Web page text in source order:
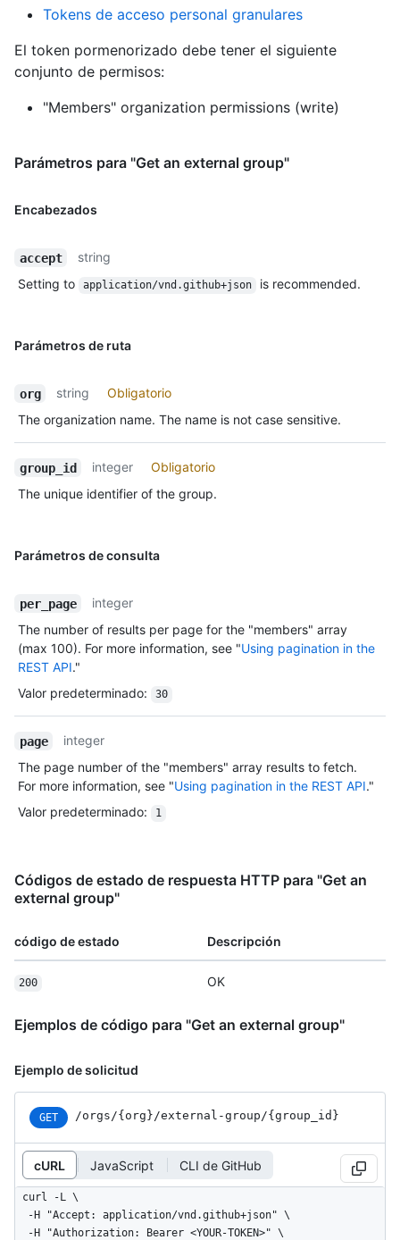
Tokens de acceso personal granulares
El token pormenorizado debe tener el siguiente
conjunto de permisos:
"Members" organization permissions (write)
Parámetros para "Get an external group"
Encabezados
accept
string
Setting to
application/vnd.github+json is recommended.
Parámetros de ruta
org string
Obligatorio
The organization name. The name is not case sensitive.
group_id integer
Obligatorio
The unique identifier of the group.
Parámetros de consulta
per_page
integer
The number of results per page for the "members" array
(max 100). For more information, see "Using pagination in the
REST API."
Valor predeterminado: 30
page
integer
The page number of the "members" array results to fetch.
For more information, see "Using pagination in the REST API."
Valor predeterminado: 1
Códigos de estado de respuesta HTTP para "Get an
external group"
código de estado Descripción
200 OK
Ejemplos de código para "Get an external group"
Ejemplo de solicitud
GET /orgs/{org}/external-group/{group_ id}
cURL JavaScript CLI de GitHub
curl -L \